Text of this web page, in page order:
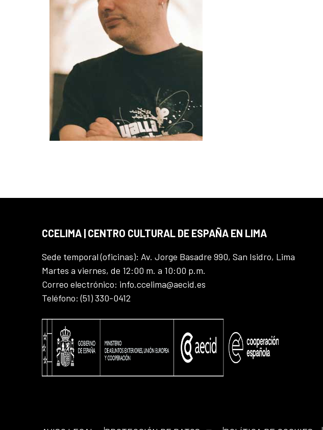
CCELIMA | CENTRO CULTURAL DE ESPAÑA EN LIMA
Sede temporal (oficinas): Av. Jorge Basadre 990, San Isidro, Lima
Martes a viernes, de 12:00 m. a 10:00 p.m.
Correo electrónico: info.ccelima@aecid.es
Teléfono: (51) 330-0412